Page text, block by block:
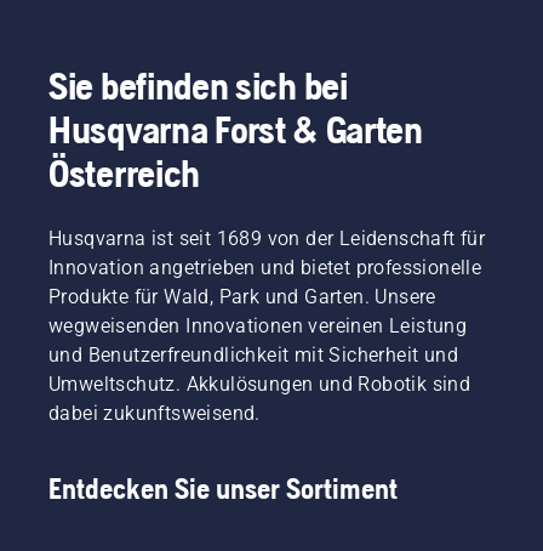
Sie befinden sich bei
Husqvarna Forst & Garten
Österreich
Husqvarna ist seit 1689 von der Leidenschaft für
Innovation angetrieben und bietet professionelle
Produkte für Wald, Park und Garten. Unsere
wegweisenden Innovationen vereinen Leistung
und Benutzerfreundlichkeit mit Sicherheit und
Umweltschutz. Akkulösungen und Robotik sind
dabei zukunftsweisend.
Entdecken Sie unser Sortiment